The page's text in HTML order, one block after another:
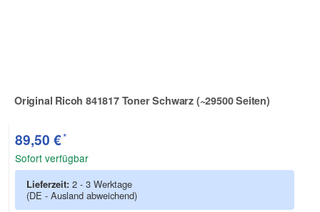
Original Ricoh 841817 Toner Schwarz (~29500 Seiten)
Zur Artikelbewertung
89,50 €*
Sofort verfügbar
Lieferzeit: 2 - 3 Werktage
(DE - Ausland abweichend)